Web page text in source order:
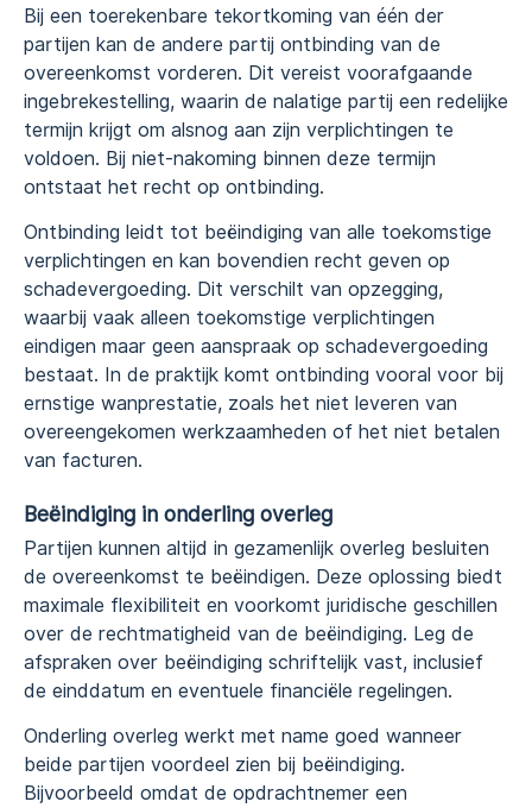
Bij een toerekenbare tekortkoming van één der
partijen kan de andere partij ontbinding van de
overeenkomst vorderen. Dit vereist voorafgaande
ingebrekestelling, waarin de nalatige partij een redelijke
termijn krijgt om alsnog aan zijn verplichtingen te
voldoen. Bij niet-nakoming binnen deze termijn
ontstaat het recht op ontbinding.
Ontbinding leidt tot beëindiging van alle toekomstige
verplichtingen en kan bovendien recht geven op
schadevergoeding. Dit verschilt van opzegging,
waarbij vaak alleen toekomstige verplichtingen
eindigen maar geen aanspraak op schadevergoeding
bestaat. In de praktijk komt ontbinding vooral voor bij
ernstige wanprestatie, zoals het niet leveren van
overeengekomen werkzaamheden of het niet betalen
van facturen.
Beëindiging in onderling overleg
Partijen kunnen altijd in gezamenlijk overleg besluiten
de overeenkomst te beëindigen. Deze oplossing biedt
maximale flexibiliteit en voorkomt juridische geschillen
over de rechtmatigheid van de beëindiging. Leg de
afspraken over beëindiging schriftelijk vast, inclusief
de einddatum en eventuele financiële regelingen.
Onderling overleg werkt met name goed wanneer
beide partijen voordeel zien bij beëindiging.
Bijvoorbeeld omdat de opdrachtnemer een